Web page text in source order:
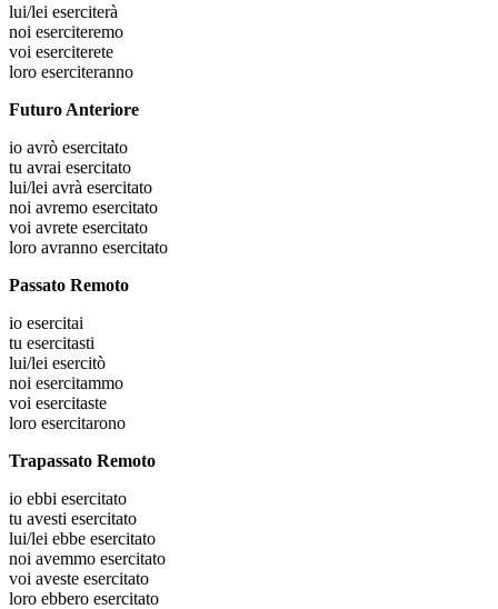
lui/lei eserciterà
noi eserciteremo
voi eserciterete
loro eserciteranno
Futuro Anteriore
io avrò esercitato
tu avrai esercitato
lui/lei avrà esercitato
noi avremo esercitato
voi avrete esercitato
loro avranno esercitato
Passato Remoto
io esercitai
tu esercitasti
lui/lei esercitò
noi esercitammo
voi esercitaste
loro esercitarono
Trapassato Remoto
io ebbi esercitato
tu avesti esercitato
lui/lei ebbe esercitato
noi avemmo esercitato
voi aveste esercitato
loro ebbero esercitato